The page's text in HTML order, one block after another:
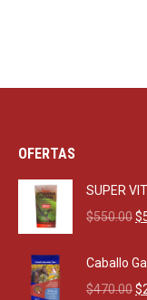
OFERTAS
SUPER
$550.00$
Caballo
$470.00$